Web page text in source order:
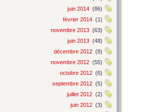
juin 2014 (86)
février 2014 (1)
novembre 2013 (63)
juin 2013 (48)
décembre 2012 (8)
novembre 2012 (55)
octobre 2012 (6)
septembre 2012 (5)
juillet 2012 (2)
juin 2012 (3)